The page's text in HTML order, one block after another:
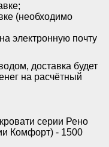
(необходимо
электронную почту
доставка будет
на расчётный
серии Рено
Комфорт) - 1500